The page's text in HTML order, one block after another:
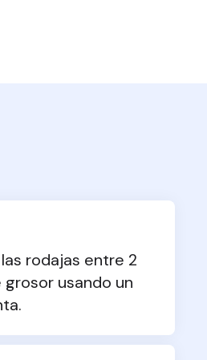
rodajas entre 2
usando un